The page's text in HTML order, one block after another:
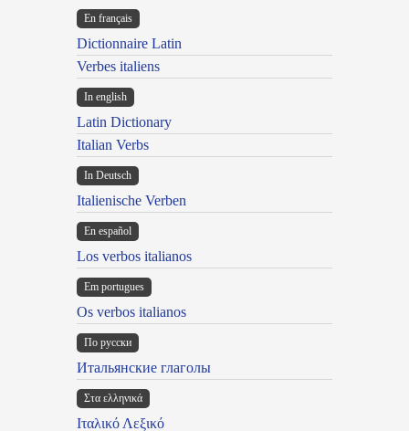
En français
Dictionnaire Latin
Verbes italiens
In english
Latin Dictionary
Italian Verbs
In Deutsch
Italienische Verben
En español
Los verbos italianos
Em portugues
Os verbos italianos
По русски
Итальянские глаголы
Στα ελληνικά
Ιταλικό Λεξικό